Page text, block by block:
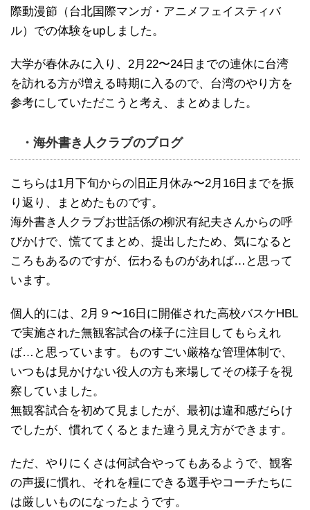
際動漫節（台北国際マンガ・アニメフェイスティバ
ル）での体験をupしました。
大学が春休みに入り、2月22〜24日までの連休に台湾
を訪れる方が増える時期に入るので、台湾のやり方を
参考にしていただこうと考え、まとめました。
・海外書き人クラブのブログ
こちらは1月下旬からの旧正月休み〜2月16日までを振
り返り、まとめたものです。
海外書き人クラブお世話係の柳沢有紀夫さんからの呼
びかけで、慌ててまとめ、提出したため、気になると
ころもあるのですが、伝わるものがあれば…と思って
います。
個人的には、2月９〜16日に開催された高校バスケHBL
で実施された無観客試合の様子に注目してもらえれ
ば…と思っています。ものすごい厳格な管理体制で、
いつもは見かけない役人の方も来場してその様子を視
察していました。
無観客試合を初めて見ましたが、最初は違和感だらけ
でしたが、慣れてくるとまた違う見え方ができます。
ただ、やりにくさは何試合やってもあるようで、観客
の声援に慣れ、それを糧にできる選手やコーチたちに
は厳しいものになったようです。